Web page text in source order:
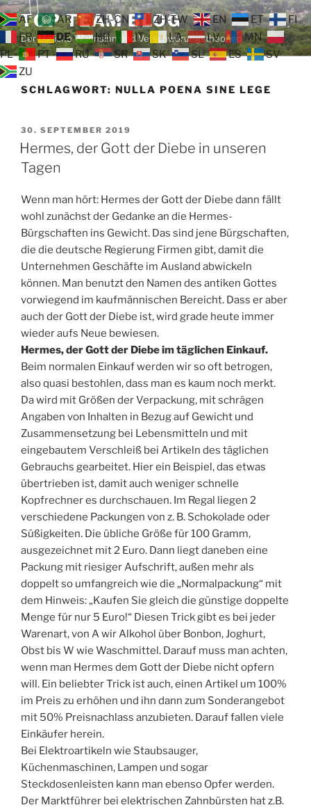
Zum
Inhalt
springen
TOP TEAM BLOG
Der tägliche Wahnsinn und Verschwörungstheorien
SCHLAGWORT: NULLA POENA SINE LEGE
VERÖFFENTLICHT
AM
30. SEPTEMBER 2019
Hermes, der Gott der Diebe in unseren
Tagen
Wenn man hört: Hermes der Gott der Diebe dann fällt
wohl zunächst der Gedanke an die Hermes-
Bürgschaften ins Gewicht. Das sind jene Bürgschaften,
die die deutsche Regierung Firmen gibt, damit die
Unternehmen Geschäfte im Ausland abwickeln
können. Man benutzt den Namen des antiken Gottes
vorwiegend im kaufmännischen Bereicht. Dass er aber
auch der Gott der Diebe ist, wird grade heute immer
wieder aufs Neue bewiesen.
Hermes, der Gott der Diebe im täglichen Einkauf.
Beim normalen Einkauf werden wir so oft betrogen,
also quasi bestohlen, dass man es kaum noch merkt.
Da wird mit Größen der Verpackung, mit schrägen
Angaben von Inhalten in Bezug auf Gewicht und
Zusammensetzung bei Lebensmitteln und mit
eingebautem Verschleiß bei Artikeln des täglichen
Gebrauchs gearbeitet. Hier ein Beispiel, das etwas
übertrieben ist, damit auch weniger schnelle
Kopfrechner es durchschauen. Im Regal liegen 2
verschiedene Packungen von z. B. Schokolade oder
Süßigkeiten. Die übliche Größe für 100 Gramm,
ausgezeichnet mit 2 Euro. Dann liegt daneben eine
Packung mit riesiger Aufschrift, außen mehr als
doppelt so umfangreich wie die „Normalpackung“ mit
dem Hinweis: „Kaufen Sie gleich die günstige doppelte
Menge für nur 5 Euro!“ Diesen Trick gibt es bei jeder
Warenart, von A wir Alkohol über Bonbon, Joghurt,
Obst bis W wie Waschmittel. Darauf muss man achten,
wenn man Hermes dem Gott der Diebe nicht opfern
will. Ein beliebter Trick ist auch, einen Artikel um 100%
im Preis zu erhöhen und ihn dann zum Sonderangebot
mit 50% Preisnachlass anzubieten. Darauf fallen viele
Einkäufer herein.
Bei Elektroartikeln wie Staubsauger,
Küchenmaschinen, Lampen und sogar
Steckdosenleisten kann man ebenso Opfer werden.
Der Marktführer bei elektrischen Zahnbürsten hat z.B.
AF AR ZH-CN ZH-TW EN ET
FI
FR
DE HU IT LA LV
MN
PL
PT RU SR SK SL ES
SV
ZU